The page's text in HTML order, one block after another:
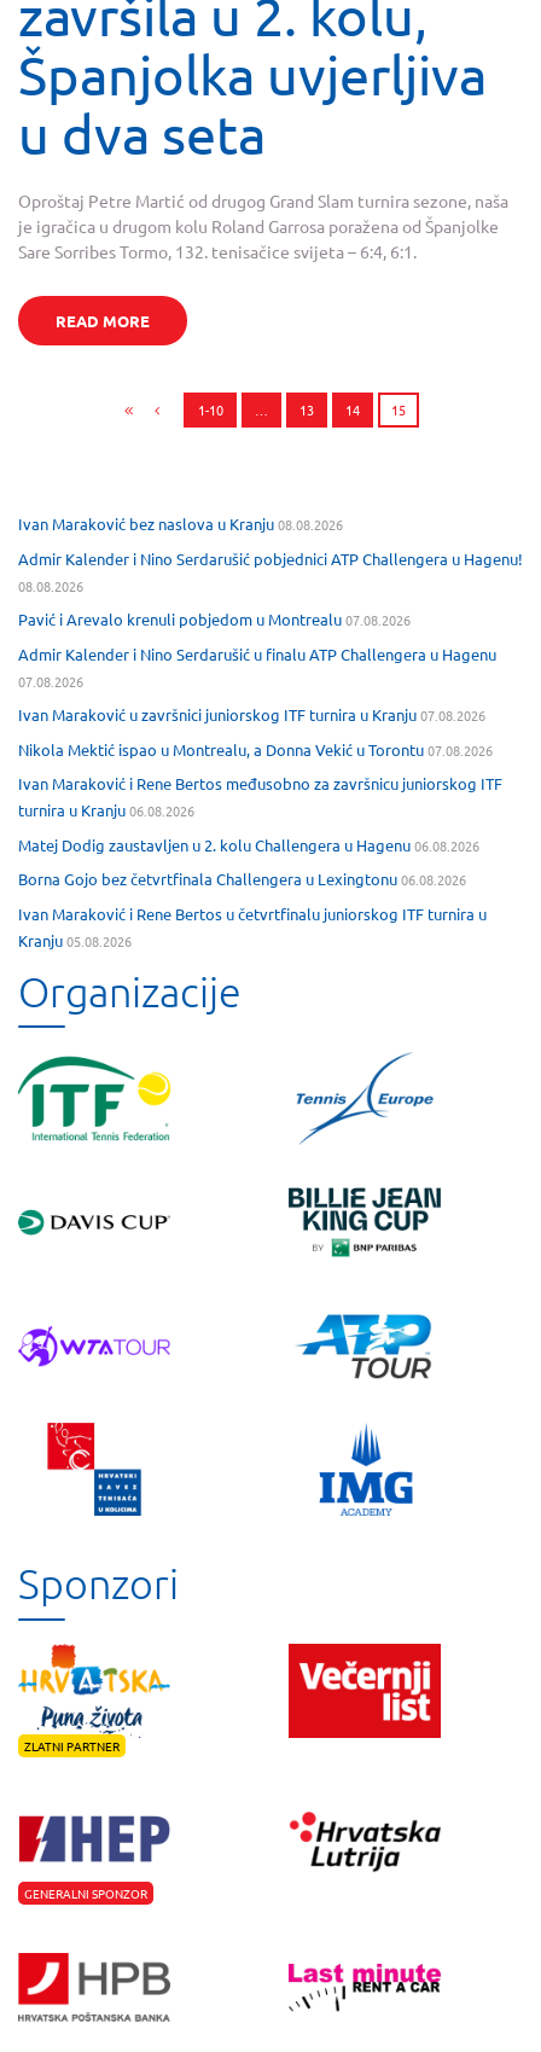
završila u 2. kolu,
Španjolka uvjerljiva
u dva seta
Oproštaj Petre Martić od drugog Grand Slam turnira sezone, naša
je igračica u drugom kolu Roland Garrosa poražena od Španjolke
Sare Sorribes Tormo, 132. tenisačice svijeta – 6:4, 6:1.
READ MORE
1-10 13 14 15
Ivan Maraković bez naslova u Kranju08.08.2026
Admir Kalender i Nino Serdarušić pobjednici ATP Challengera u Hagenu!
08.08.2026
Pavić i Arevalo krenuli pobjedom u Montrealu07.08.2026
Admir Kalender i Nino Serdarušić u finalu ATP Challengera u Hagenu
07.08.2026
Ivan Maraković u završnici juniorskog ITF turnira u Kranju07.08.2026
Nikola Mektić ispao u Montrealu, a Donna Vekić u Torontu07.08.2026
Ivan Maraković i Rene Bertos međusobno za završnicu juniorskog ITF
turnira u Kranju06.08.2026
Matej Dodig zaustavljen u 2. kolu Challengera u Hagenu06.08.2026
Borna Gojo bez četvrtfinala Challengera u Lexingtonu06.08.2026
Ivan Maraković i Rene Bertos u četvrtfinalu juniorskog ITF turnira u
Kranju05.08.2026
Organizacije
Sponzori
ZLATNI PARTNER
GENERALNI SPONZOR